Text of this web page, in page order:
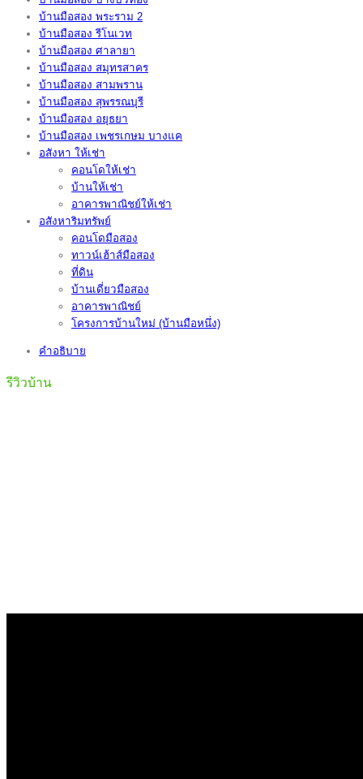
บ้านมือสอง พระราม 2
บ้านมือสอง รีโนเวท
บ้านมือสอง ศาลายา
บ้านมือสอง สมุทรสาคร
บ้านมือสอง สามพราน
บ้านมือสอง สุพรรณบุรี
บ้านมือสอง อยุธยา
บ้านมือสอง เพชรเกษม บางแค
อสังหา ให้เช่า
คอนโดให้เช่า
บ้านให้เช่า
อาคารพาณิชย์ให้เช่า
อสังหาริมทรัพย์
คอนโดมือสอง
ทาวน์เฮ้าส์มือสอง
ที่ดิน
บ้านเดี่ยวมือสอง
อาคารพาณิชย์
โครงการบ้านใหม่ (บ้านมือหนึ่ง)
คำอธิบาย
รีวิวบ้าน